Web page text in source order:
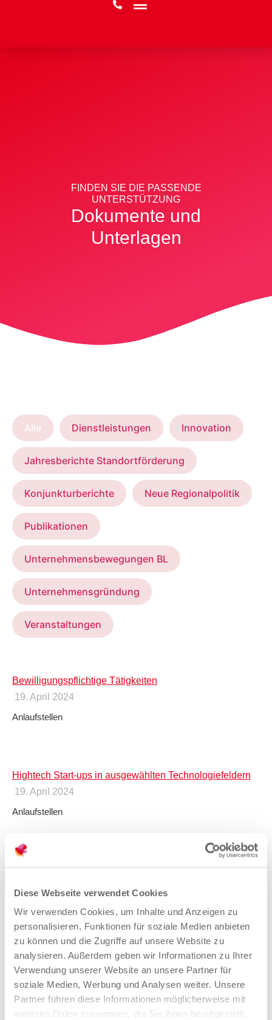
Diese Webseite verwendet Cookies
Wir verwenden Cookies, um Inhalte und Anzeigen zu
personalisieren, Funktionen für soziale Medien anbieten
zu können und die Zugriffe auf unsere Website zu
analysieren. Außerdem geben wir Informationen zu Ihrer
Verwendung unserer Website an unsere Partner für
soziale Medien, Werbung und Analysen weiter. Unsere
Partner führen diese Informationen möglicherweise mit
weiteren Daten zusammen, die Sie ihnen bereitgestellt
FINDEN SIE DIE PASSENDE
UNTERSTÜTZUNG
Dokumente und
Unterlagen
Alle Dienstleistungen Innovation
Jahresberichte Standortförderung
Konjunkturberichte Neue Regionalpolitik
Publikationen
Unternehmensbewegungen BL
Unternehmensgründung
Veranstaltungen
Bewilligungspflichtige Tätigkeiten
19. April 2024
Anlaufstellen
Hightech Start-ups in ausgewählten Technologiefeldern
19. April 2024
Anlaufstellen
Firmennachfolge
Anlaufstellen
Finanzierungspartner
19. April 2024
Anlaufstellen